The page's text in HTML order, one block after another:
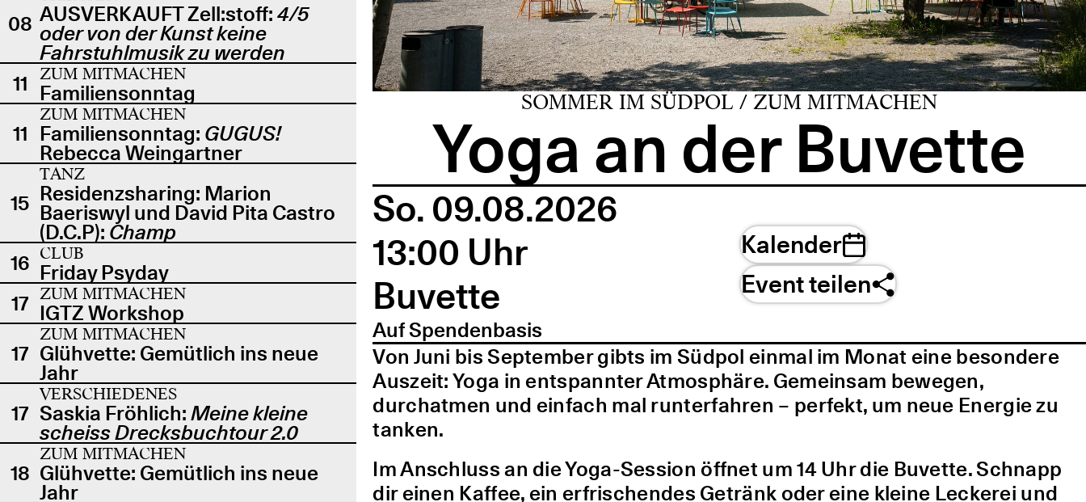
08 AUSVERKAUFT Zell:stoff: 4/5
oder von der Kunst keine
Fahrstuhlmusik zu werden
11
ZUM MITMACHEN
Familiensonntag
11
ZUM MITMACHEN
Familiensonntag: GUGUS!
Rebecca Weingartner
15
TANZ
Residenzsharing: Marion
Baeriswyl und David Pita Castro
(D.C.P): Champ
16 CLUB
Friday Psyday
17 ZUM MITMACHEN
IGTZ Workshop
17
ZUM MITMACHEN
Glühvette: Gemütlich ins neue
Jahr
17
VERSCHIEDENES
Saskia Fröhlich: Meine kleine
scheiss Drecksbuchtour 2.0
18
ZUM MITMACHEN
Glühvette: Gemütlich ins neue
Jahr
SOMMER IM SÜDPOL / ZUM MITMACHEN
Yoga an der Buvette
So. 09.08.2026
13:00 Uhr
Buvette
Auf Spendenbasis
Kalender
Event teilen
Von Juni bis September gibts im Südpol einmal im Monat eine besondere
Auszeit: Yoga in entspannter Atmosphäre. Gemeinsam bewegen,
durchatmen und einfach mal runterfahren – perfekt, um neue Energie zu
tanken.
Im Anschluss an die Yoga-Session öffnet um 14 Uhr die Buvette. Schnapp
dir einen Kaffee, ein erfrischendes Getränk oder eine kleine Leckerei und